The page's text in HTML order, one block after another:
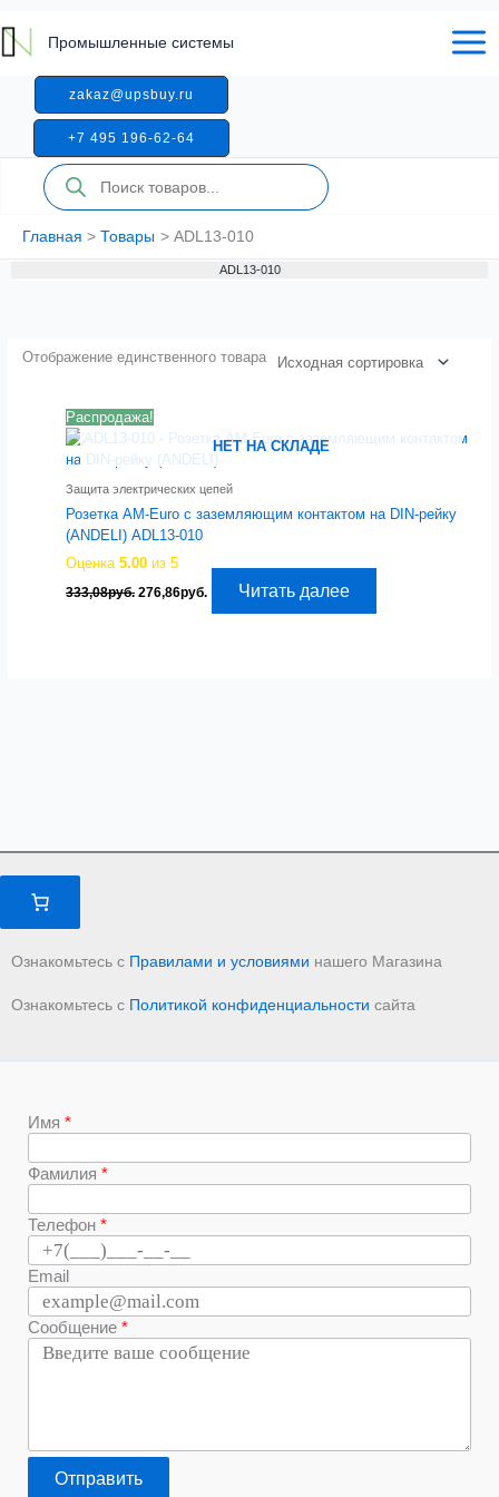
к
содержимому
Промышленные системы
zakaz@upsbuy.ru
+7 495 196-62-64
Поиск
товаров
Главная Товары ADL13-010
ADL13-010
Отображение единственного товара
Распродажа!
НЕТ НА СКЛАДЕ
Защита электрических цепей
Розетка AM-Euro с заземляющим контактом на DIN-рейку
(ANDELI) ADL13-010
Оценка5.00 из 5
333,08руб. Первоначальная
276,86руб. ТекущаяЧитать далее
Ознакомьтесь с Правилами и условиями нашего Магазина
Ознакомьтесь с Политикой конфиденциальности сайта
Имя
Фамилия
Телефон
Email
Сообщение
Отправить